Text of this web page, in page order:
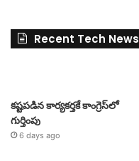
Recent Tech News
కష్టపడిన కార్యకర్తకే కాంగ్రెస్‌లో
గుర్తింపు
6 days ago